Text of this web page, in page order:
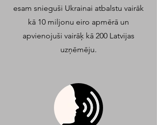
esam snieguši Ukrainai atbalstu vairāk
kā 10 miljonu eiro apmērā un
apvienojuši vairāķ kā 200 Latvijas
uzņēmēju.